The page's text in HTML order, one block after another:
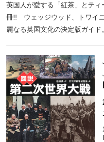
英国人が愛する「紅茶」とテ
冊!! ウェッジウッド、トワイ
麗なる英国文化の決定版ガイド